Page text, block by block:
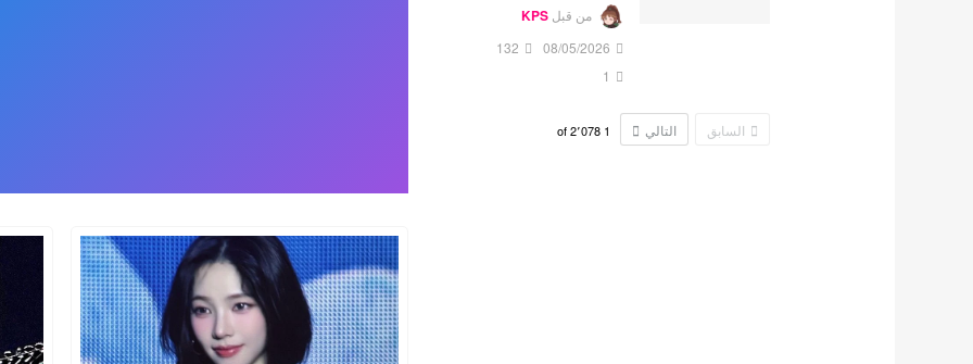
من قبل KPS
08/05/2026
132
1
السابق التالي 1 2٬078